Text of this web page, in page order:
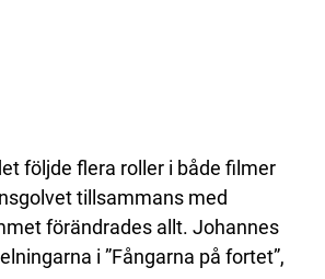
följde flera roller i både filmer
tillsammans med
förändrades allt. Johannes
i ”Fångarna på fortet”,